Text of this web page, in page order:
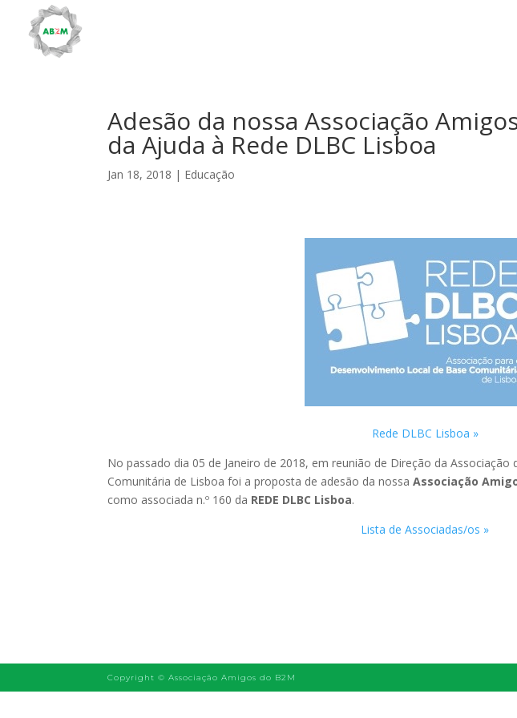
Adesão da nossa Associação
da Ajuda à Rede DLBC Lisboa
Jan 18, 2018 | Educação
Rede DLBC Lisboa »
No passado dia 05 de Janeiro de 2018, em reunião de Direção da
Comunitária de Lisboa foi a proposta de adesão da nossaAssociação
como associada n.º 160 da REDE DLBC Lisboa.
Lista de Associadas/os »
Copyright ©Associação Amigos do B2M